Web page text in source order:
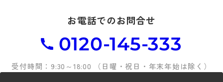
お電話でのお問合せ
0120-145-333
受付時間：9:30～18:00 （日曜・祝日・年末年始は除く）